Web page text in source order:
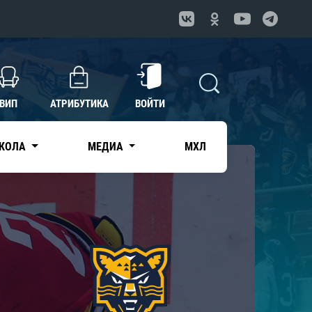
ВИП АТРИБУТИКА ВОЙТИ
МЕДИА МХЛ